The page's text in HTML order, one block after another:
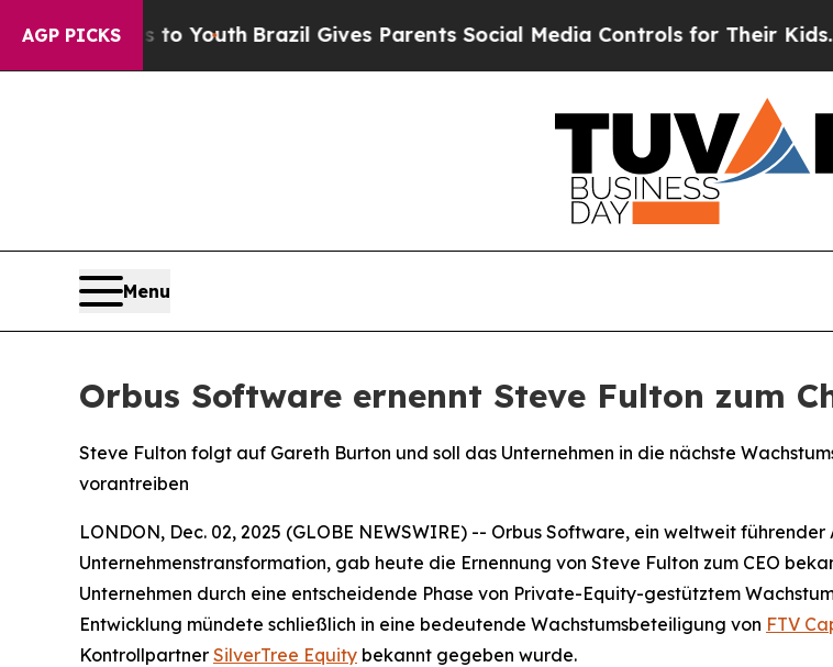
AGP PICKS
Harms to YouthBrazil Gives Parents Social Media Controls for Their Kids.
Menu
Orbus Software ernennt Steve Fulton zum
Steve Fulton folgt auf Gareth Burton und soll das Unternehmen in die nächste
vorantreiben
LONDON, Dec. 02, 2025 (GLOBE NEWSWIRE) -- Orbus Software, ein weltweit
Unternehmenstransformation, gab heute die Ernennung von Steve Fulton zum CEO
Unternehmen durch eine entscheidende Phase von Private-Equity-gestütztem
Entwicklung mündete schließlich in eine bedeutende Wachstumsbeteiligung von FTV
Kontrollpartner SilverTree Equity bekannt gegeben wurde.